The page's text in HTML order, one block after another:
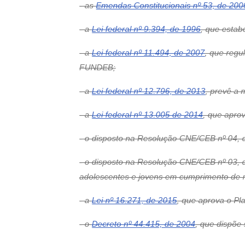
- asEmendas Constitucionais nº 53, de
- aLei federal nº 9.394, de 1996, que
- aLei federal nº 11.494, de 2007, que
FUNDEB;
- aLei federal nº 12.796, de 2013, prevê a
- aLei federal nº 13.005 de 2014, que
- o disposto na Resolução CNE/CEB nº
- o disposto na Resolução CNE/CEB nº
adolescentes e jovens em cumprimento de
- aLei nº 16.271, de 2015, que aprova o
- oDecreto nº 44.415, de 2004, que dispõe